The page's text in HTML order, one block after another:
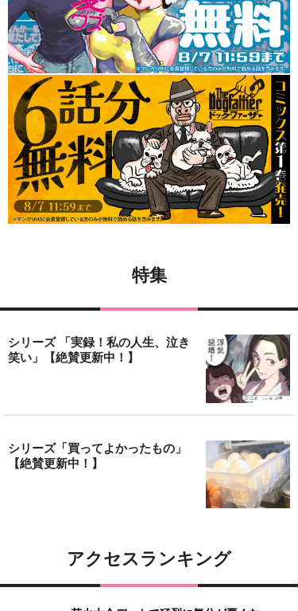
特集
シリーズ 「実録！私の人生、泣き
笑い」【絶賛更新中！】
シリーズ「買ってよかったもの」
【絶賛更新中！】
アクセスランキング